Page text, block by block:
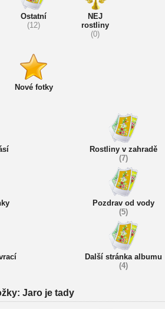
Ostatní
(12)
NEJ
rostliny
(0)
Nové fotky
Rostliny v zahradě
(7)
Pozdrav od vody
(5)
Další stránka albumu
(4)
Jaro je tady